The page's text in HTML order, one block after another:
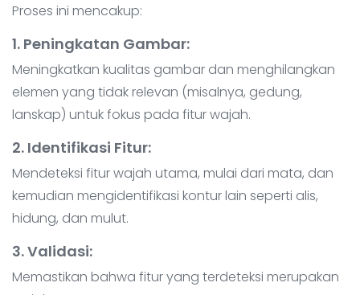
Proses ini mencakup:
1. Peningkatan Gambar:
Meningkatkan kualitas gambar dan menghilangkan
elemen yang tidak relevan (misalnya, gedung,
lanskap) untuk fokus pada fitur wajah.
2. Identifikasi Fitur:
Mendeteksi fitur wajah utama, mulai dari mata, dan
kemudian mengidentifikasi kontur lain seperti alis,
hidung, dan mulut.
3. Validasi:
Memastikan bahwa fitur yang terdeteksi merupakan